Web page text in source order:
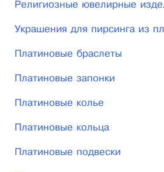
Религиозные ювелирные
Украшения для пирсинга из
Платиновые браслеты
Платиновые запонки
Платиновые колье
Платиновые кольца
Платиновые подвески